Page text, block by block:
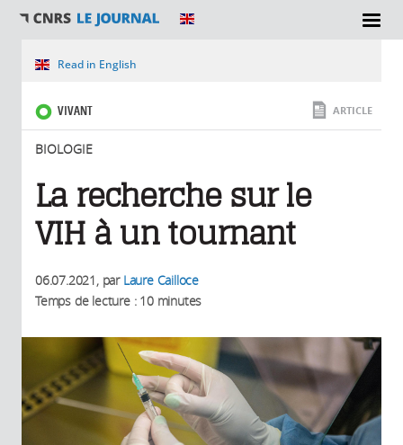
SECTIONS
Vous êtes ici
Read in English
VIVANT
BIOLOGIE
ARTICLE
La recherche sur le
VIH à un tournant
06.07.2021, par Laure Cailloce
Temps de lecture : 10 minutes